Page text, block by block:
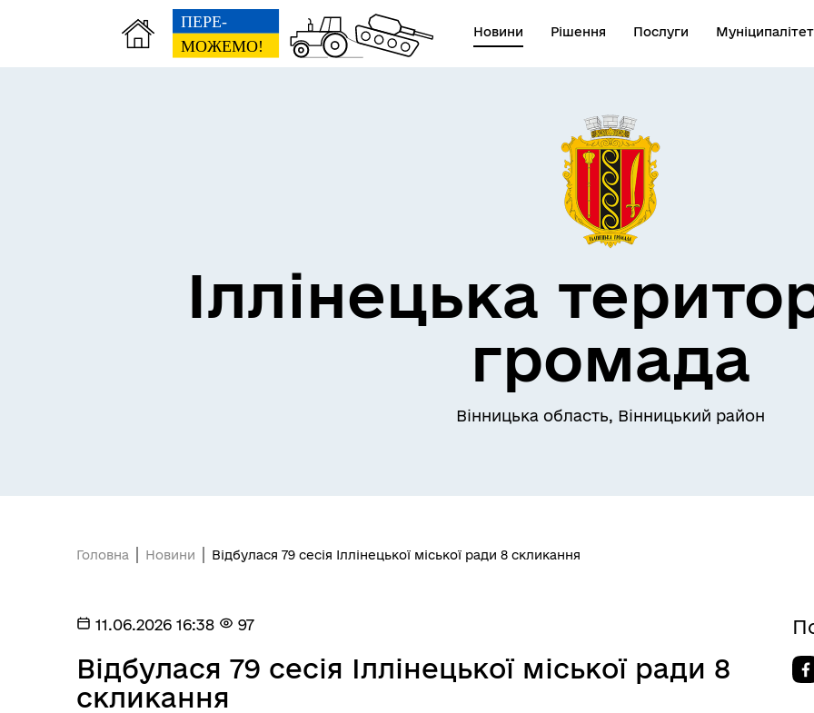
Новини Рішення Послуги Муніципалітет
Іллінецька
громада
Вінницька область, Вінницький район
Головна Новини Відбулася 79 сесія Іллінецької міської ради 8 скликання
11.06.2026 16:38 97
Відбулася 79 сесія Іллінецької міської ради 8
скликання